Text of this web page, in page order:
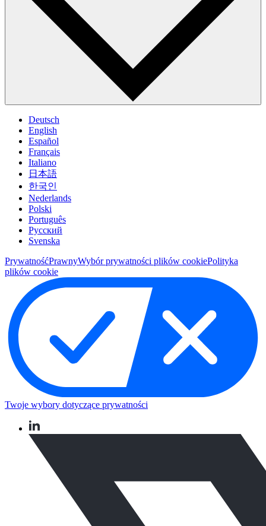
Deutsch
English
Español
Français
Italiano
日本語
한국인
Nederlands
Polski
Português
Pусский
Svenska
PrywatnośćPrawnyWybór prywatności plików cookiePolityka
plików cookie
Twoje wybory dotyczące prywatności